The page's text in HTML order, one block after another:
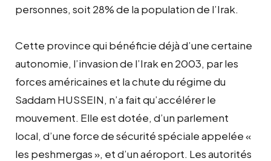
personnes, soit 28% de la population de l’Irak.
Cette province qui bénéficie déjà d’une certaine
autonomie, l’invasion de l’Irak en 2003, par les
forces américaines et la chute du régime du
Saddam HUSSEIN, n’a fait qu’accélérer le
mouvement. Elle est dotée, d’un parlement
local, d’une force de sécurité spéciale appelée «
les peshmergas », et d’un aéroport. Les autorités